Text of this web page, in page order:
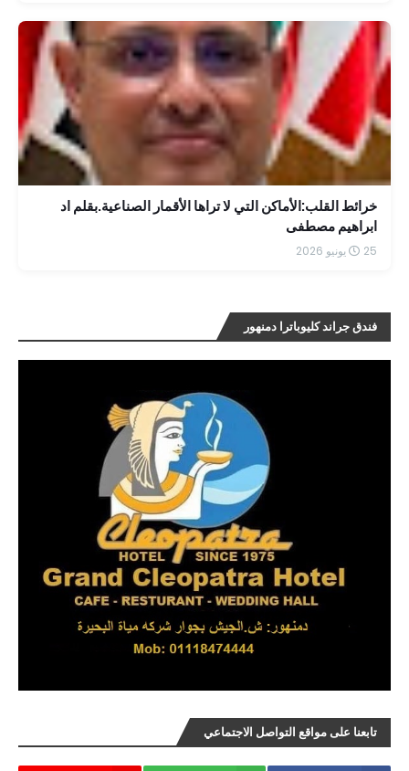
خرائط القلب:الأماكن التي لا تراها الأقمار الصناعية.بقلم اد
ابراهيم مصطفى
25 يونيو 2026
فندق جراند كليوباترا دمنهور
تابعنا على مواقع التواصل الاجتماعي